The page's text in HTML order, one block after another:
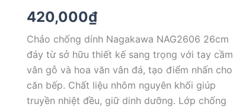
420,000₫
Chảo chống dính Nagakawa NAG2606 26cm
đáy từ sở hữu thiết kế sang trọng với tay cầm
vân gỗ và hoa văn vân đá, tạo điểm nhấn cho
căn bếp. Chất liệu nhôm nguyên khối giúp
truyền nhiệt đều, giữ dinh dưỡng. Lớp chống